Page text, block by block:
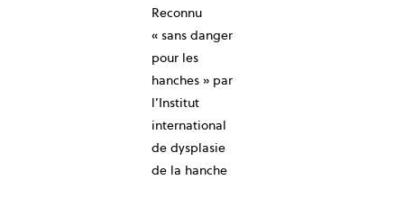
Reconnu
« sans danger
pour les
hanches » par
l’Institut
international
de dysplasie
de la hanche
10-ANS